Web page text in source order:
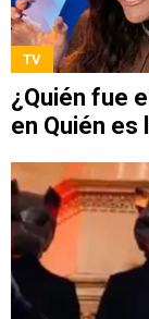
TV
¿Quién fue
en Quién es